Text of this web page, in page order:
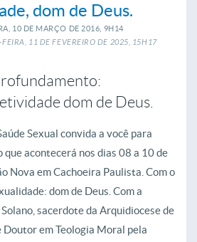
dom de Deus.
10 DE MARÇO DE 2016, 9H14
11 DEFEVEREIRO DE 2025, 15H17
dom de Deus.
Sexual convida a você para
que acontecerá nos dias 08 a 10 de
Nova em Cachoeira Paulista. Com o
dom de Deus. Com a
sacerdote da Arquidiocese de
em Teologia Moral pela